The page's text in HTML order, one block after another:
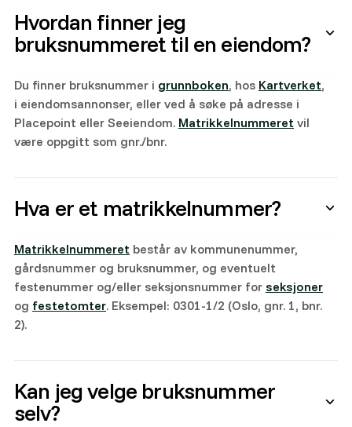
Hvordan finner jeg
bruksnummeret til en eiendom?
Du finner bruksnummer i grunnboken, hos Kartverket,
i eiendomsannonser, eller ved å søke på adresse i
Placepoint eller Seeiendom. Matrikkelnummeret vil
være oppgitt som gnr./bnr.
Hva er et matrikkelnummer?
Matrikkelnummeret består av kommunenummer,
gårdsnummer og bruksnummer, og eventuelt
festenummer og/eller seksjonsnummer for seksjoner
og festetomter. Eksempel: 0301-1/2 (Oslo, gnr. 1, bnr.
2).
Kan jeg velge bruksnummer
selv?